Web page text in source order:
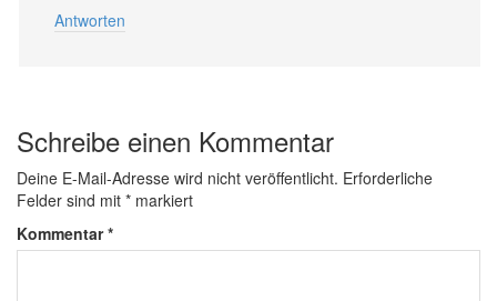
Antworten
Schreibe einen Kommentar
Deine E-Mail-Adresse wird nicht veröffentlicht. Erforderliche
Felder sind mit * markiert
Kommentar*